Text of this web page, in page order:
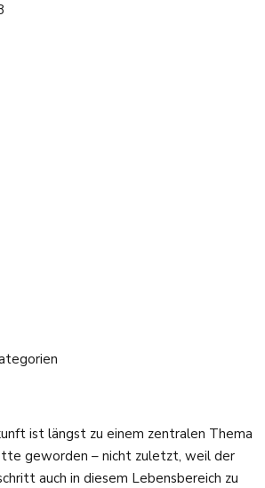
ist längst zu einem zentralen Thema
geworden – nicht zuletzt, weil der
auch in diesem Lebensbereich zu